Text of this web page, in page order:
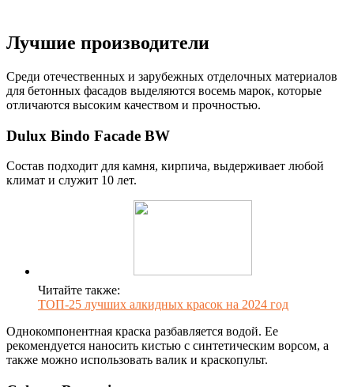
Лучшие производители
Среди отечественных и зарубежных отделочных материалов
для бетонных фасадов выделяются восемь марок, которые
отличаются высоким качеством и прочностью.
Dulux Bindo Facade BW
Состав подходит для камня, кирпича, выдерживает любой
климат и служит 10 лет.
Читайте также:
ТОП-25 лучших алкидных красок на 2024 год
Однокомпонентная краска разбавляется водой. Ее
рекомендуется наносить кистью с синтетическим ворсом, а
также можно использовать валик и краскопульт.